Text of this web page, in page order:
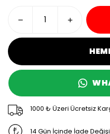
1000 ₺ Üzeri Ücretsiz
14 Gün İçinde İade